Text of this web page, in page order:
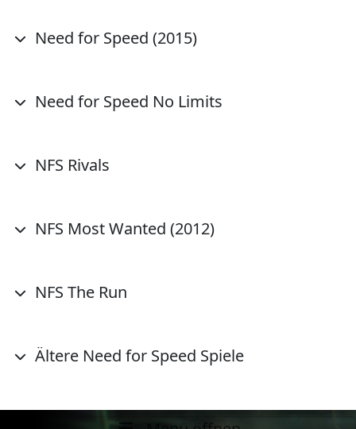
Need for Speed (2015)
Need for Speed No Limits
NFS Rivals
NFS Most Wanted (2012)
NFS The Run
Ältere Need for Speed Spiele